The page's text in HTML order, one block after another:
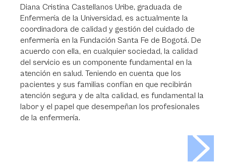
Diana Cristina Castellanos Uribe, graduada de
Enfermería de la Universidad, es actualmente la
coordinadora de calidad y gestión del cuidado de
enfermería en la Fundación Santa Fe de Bogotá. De
acuerdo con ella, en cualquier sociedad, la calidad
del servicio es un componente fundamental en la
atención en salud. Teniendo en cuenta que los
pacientes y sus familias confían en que recibirán
atención segura y de alta calidad, es fundamental la
labor y el papel que desempeñan los profesionales
de la enfermería.